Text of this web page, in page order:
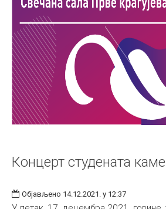
Концерт студената
Објављено 14.12.2021. у 12:37